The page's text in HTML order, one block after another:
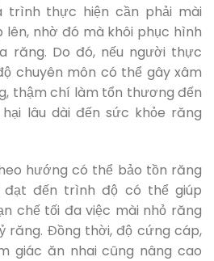
trình thực hiện cần phải mài
nhờ đó mà khôi phục hình
răng. Do đó, nếu người thực
chuyên môn có thể gây xâm
thậm chí làm tổn thương đến
lâu dài đến sức khỏe răng
hướng có thể bảo tồn răng
đến trình độ có thể giúp
chế tối đa việc mài nhỏ răng
răng. Đồng thời, độ cứng cáp,
giác ăn nhai cũng nâng cao